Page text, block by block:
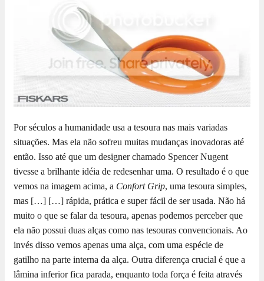
Por séculos a humanidade usa a tesoura nas mais variadas
situações. Mas ela não sofreu muitas mudanças inovadoras até
então. Isso até que um designer chamado Spencer Nugent
tivesse a brilhante idéia de redesenhar uma. O resultado é o que
vemos na imagem acima, a Confort Grip, uma tesoura simples,
mas […] […] rápida, prática e super fácil de ser usada. Não há
muito o que se falar da tesoura, apenas podemos perceber que
ela não possui duas alças como nas tesouras convencionais. Ao
invés disso vemos apenas uma alça, com uma espécie de
gatilho na parte interna da alça. Outra diferença crucial é que a
lâmina inferior fica parada, enquanto toda força é feita através